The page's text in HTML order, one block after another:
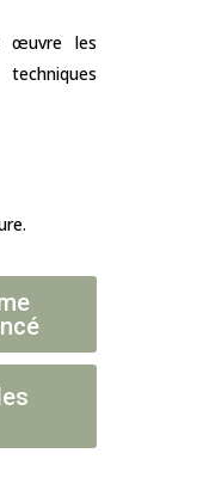
œuvre les